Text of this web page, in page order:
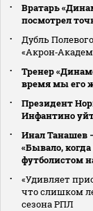
Вратарь
посмотрел
Дубль
Тренер
время мы его
Президент
Инфантино
Инал Танашев
«Бывало,
футболистом
«Удивляет
что слишком
сезона РПЛ